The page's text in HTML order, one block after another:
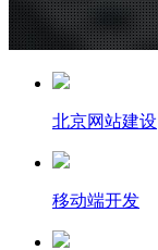
北京网站建设
移动端开发